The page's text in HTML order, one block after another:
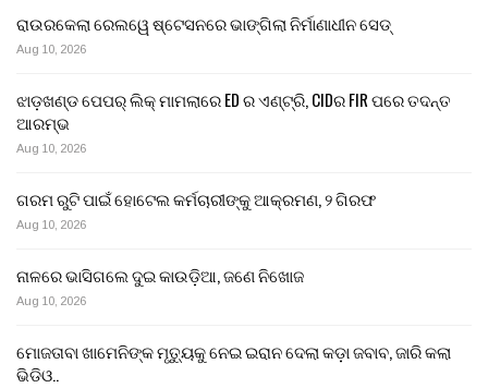
ରାଉରକେଲା ରେଲୱେ ଷ୍ଟେସନରେ ଭାଙ୍ଗିଲା ନିର୍ମାଣାଧୀନ ସେଡ୍
Aug 10, 2026
ଝାଡ଼ଖଣ୍ଡ ପେପର୍ ଲିକ୍ ମାମଲାରେ ED ର ଏଣ୍ଟ୍ରି, CIDର FIR ପରେ ତଦନ୍ତ
ଆରମ୍ଭ
Aug 10, 2026
ଗରମ ରୁଟି ପାଇଁ ହୋଟେଲ କର୍ମଚାରୀଙ୍କୁ ଆକ୍ରମଣ, ୨ ଗିରଫ
Aug 10, 2026
ନାଳରେ ଭାସିଗଲେ ଦୁଇ କାଉଡ଼ିଆ, ଜଣେ ନିଖୋଜ
Aug 10, 2026
ମୋଜତାବା ଖାମେନିଙ୍କ ମୃତ୍ୟୁକୁ ନେଇ ଇରାନ ଦେଲା କଡ଼ା ଜବାବ, ଜାରି କଲା
ଭିଡିଓ..